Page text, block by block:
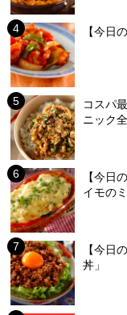
【今日
コスパ
ニック
【今日
イモの
【今日
丼」